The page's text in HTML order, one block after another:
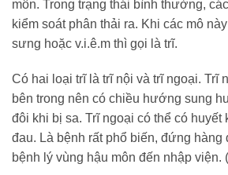
môn. Trong trạng thái bình thường,
kiểm soát phân thải ra. Khi các mô
sưng hoặc v.i.ê.m thì gọi là trĩ.
Có hai loại trĩ là trĩ nội và trĩ ngoại. Trĩ
bên trong nên có chiều hướng sung
đôi khi bị sa. Trĩ ngoại có thể có huyết
đau. Là bệnh rất phổ biến, đứng hàng
bệnh lý vùng hậu môn đến nhập viện. (